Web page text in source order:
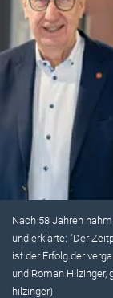
Nach 58 Jahren
und erklärte: "Der
ist der Erfolg der
und Roman
hilzinger)